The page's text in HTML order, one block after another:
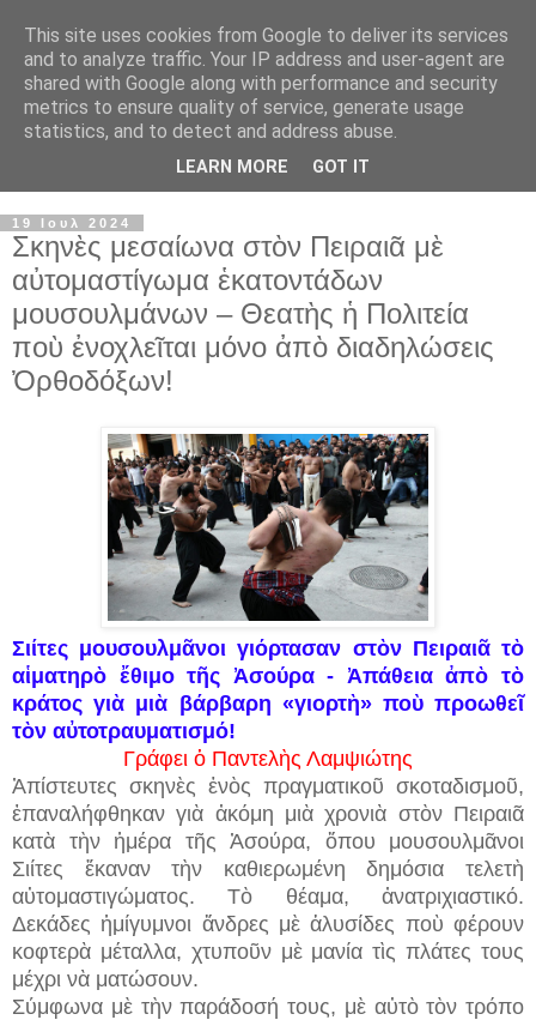
19 Ιουλ 2024
Σκηνὲς μεσαίωνα στὸν Πειραιᾶ μὲ
αὐτομαστίγωμα ἑκατοντάδων
μουσουλμάνων – Θεατὴς ἡ Πολιτεία
ποὺ ἐνοχλεῖται μόνο ἀπὸ διαδηλώσεις
Ὀρθοδόξων!
Σιίτες μουσουλμᾶνοι γιόρτασαν στὸν Πειραιᾶ τὸ
αἱματηρὸ ἔθιμο τῆς Ἀσούρα - Ἀπάθεια ἀπὸ τὸ
κράτος γιὰ μιὰ βάρβαρη «γιορτὴ» ποὺ προωθεῖ
τὸν αὐτοτραυματισμό!
Γράφει ὁ Παντελὴς Λαμψιώτης
Ἀπίστευτες σκηνὲς ἑνὸς πραγματικοῦ σκοταδισμοῦ,
ἐπαναλήφθηκαν γιὰ ἀκόμη μιὰ χρονιὰ στὸν Πειραιᾶ
κατὰ τὴν ἡμέρα τῆς Ἀσούρα, ὅπου μουσουλμᾶνοι
Σιίτες ἔκαναν τὴν καθιερωμένη δημόσια τελετὴ
αὐτομαστιγώματος. Τὸ θέαμα, ἀνατριχιαστικό.
Δεκάδες ἡμίγυμνοι ἄνδρες μὲ ἁλυσίδες ποὺ φέρουν
κοφτερὰ μέταλλα, χτυποῦν μὲ μανία τὶς πλάτες τους
μέχρι νὰ ματώσουν.
Σύμφωνα μὲ τὴν παράδοσή τους, μὲ αὐτὸ τὸν τρόπο
This site uses cookies from Google to deliver its services
and to analyze traffic. Your IP address and user-agent are
shared with Google along with performance and security
metrics to ensure quality of service, generate usage
statistics, and to detect and address abuse.
LEARN MORE GOT IT